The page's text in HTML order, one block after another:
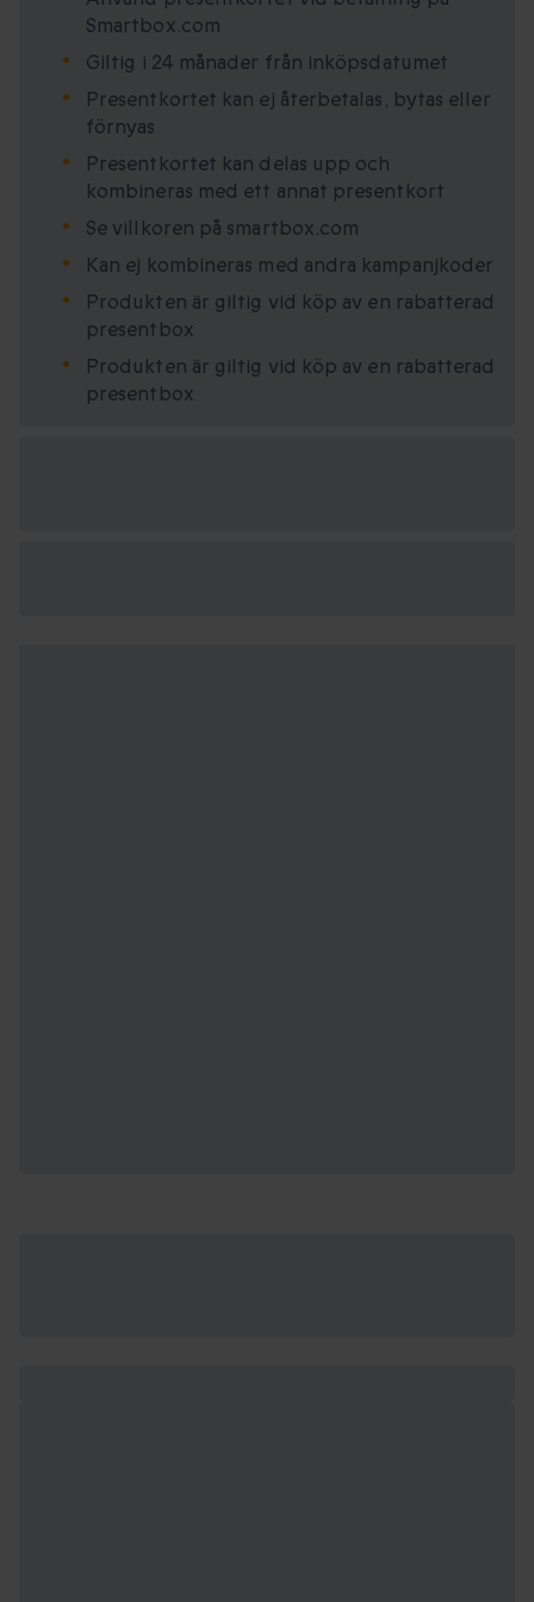
Smartbox.com
Giltig i 24 månader från inköpsdatumet
Presentkortet kan ej återbetalas, bytas eller
förnyas
Presentkortet kan delas upp och
kombineras med ett annat presentkort
Se villkoren på smartbox.com
Kan ej kombineras med andra kampanjkoder
Produkten är giltig vid köp av en rabatterad
presentbox
Produkten är giltig vid köp av en rabatterad
presentbox